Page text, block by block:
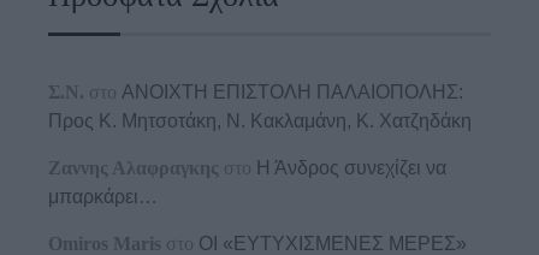
Σ.Ν. στο ΑΝΟΙΧΤΗ ΕΠΙΣΤΟΛΗ ΠΑΛΑΙΟΠΟΛΗΣ:
Προς K. Μητσοτάκη, N. Κακλαμάνη, K. Χατζηδάκη
Ζαννης Αλαφραγκης στο Η Άνδρος συνεχίζει να
μπαρκάρει…
Omiros Maris στο ΟΙ «ΕΥΤΥΧΙΣΜΕΝΕΣ ΜΕΡΕΣ»